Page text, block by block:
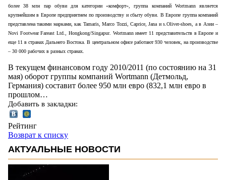
более 38 млн пар обуви для категории «комфорт», группа компаний Wortmann
является
крупнейшим в Европе предприятием по производству и сбыту обуви. В Европе группа компаний
представлена такими марками, как Tamaris,Marco Tozzi ,Caprice ,Jana иs .Oliver-shoes , а в Азии –
Novi Footwear Fareast Ltd Hongkong/Singapur. Wortmann имеет 11 представительств в Европе и
еще 11 в странах Дальнего Востока. В центральном офисе работают 930 человек, на производстве
– 30 000 рабочих в разных странах.
В текущем финансовом году 2010/2011 (по состоянию на 31
мая) оборот группы компаний Wortmann (Детмольд,
Германия) составит более 950 млн евро (832,1 млн евро в
прошлом…
Добавить в закладки:
Рейтинг
Возврат к списку
АКТУАЛЬНЫЕ НОВОСТИ